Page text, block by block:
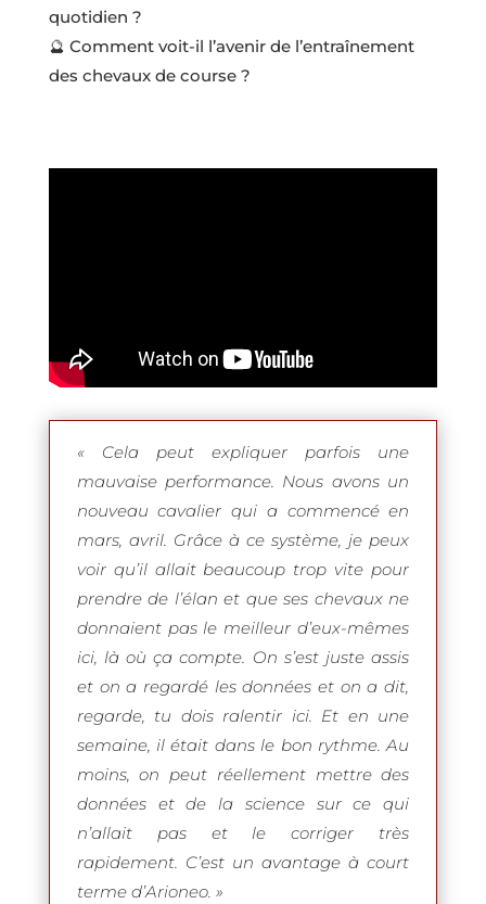
quotidien ?
🔮 Comment voit-il l’avenir de l’entraînement
des chevaux de course ?
« Cela peut expliquer parfois une
mauvaise performance. Nous avons un
nouveau cavalier qui a commencé en
mars, avril. Grâce à ce système, je peux
voir qu’il allait beaucoup trop vite pour
prendre de l’élan et que ses chevaux ne
donnaient pas le meilleur d’eux-mêmes
ici, là où ça compte. On s’est juste assis
et on a regardé les données et on a dit,
regarde, tu dois ralentir ici. Et en une
semaine, il était dans le bon rythme. Au
moins, on peut réellement mettre des
données et de la science sur ce qui
n’allait pas et le corriger très
rapidement. C’est un avantage à court
terme d’Arioneo. »